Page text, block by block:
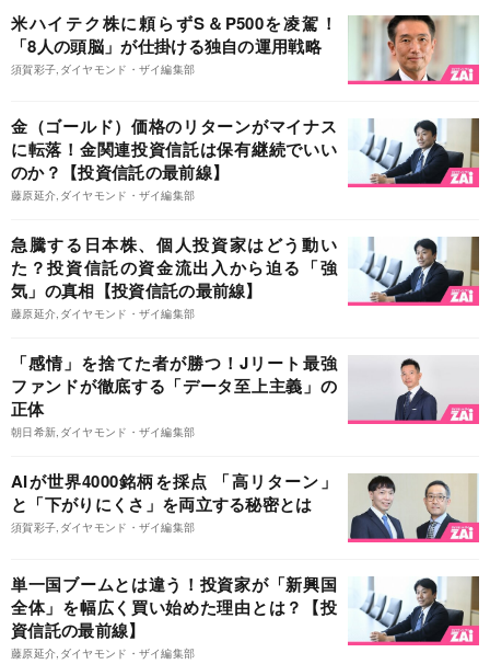
米ハイテク株に頼らずS＆P500を凌駕！
「8人の頭脳」が仕掛ける独自の運用戦略
須賀彩子,ダイヤモンド・ザイ編集部
金（ゴールド）価格のリターンがマイナス
に転落！金関連投資信託は保有継続でいい
のか？【投資信託の最前線】
藤原延介,ダイヤモンド・ザイ編集部
急騰する日本株、個人投資家はどう動い
た？投資信託の資金流出入から迫る「強
気」の真相【投資信託の最前線】
藤原延介,ダイヤモンド・ザイ編集部
「感情」を捨てた者が勝つ！Jリート最強
ファンドが徹底する「データ至上主義」の
正体
朝日希新,ダイヤモンド・ザイ編集部
AIが世界4000銘柄を採点 「高リターン」
と「下がりにくさ」を両立する秘密とは
須賀彩子,ダイヤモンド・ザイ編集部
単一国ブームとは違う！投資家が「新興国
全体」を幅広く買い始めた理由とは？【投
資信託の最前線】
藤原延介,ダイヤモンド・ザイ編集部